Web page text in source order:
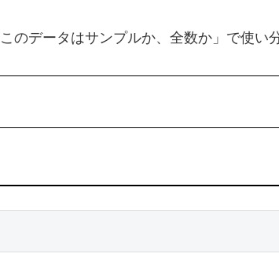
のデータはサンプルか、全数か」で使い